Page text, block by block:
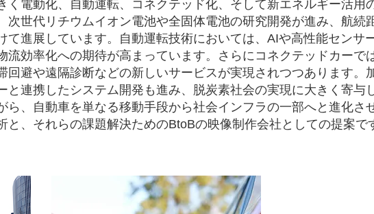
く電動化、自動運転、コネクテッド化、そして新エネルギー活用
次世代リチウムイオン電池や全固体電池の研究開発が進み、航続
て進展しています。自動運転技術においては、AIや高性能センサ
流効率化への期待が高まっています。さらにコネクテッドカーで
回避や遠隔診断などの新しいサービスが実現されつつあります。
と連携したシステム開発も進み、脱炭素社会の実現に大きく寄与
、自動車を単なる移動手段から社会インフラの一部へと進化さ
と、それらの課題解決ための​BtoBの映像制作会社としての提案で